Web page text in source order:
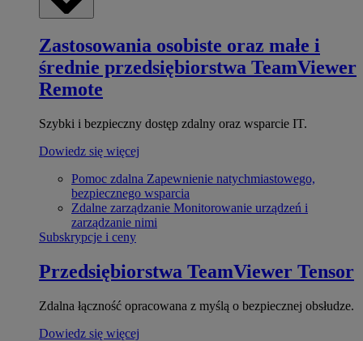
Zastosowania osobiste oraz małe i
średnie przedsiębiorstwa TeamViewer
Remote
Szybki i bezpieczny dostęp zdalny oraz wsparcie IT.
Dowiedz się więcej
Pomoc zdalna Zapewnienie natychmiastowego,
bezpiecznego wsparcia
Zdalne zarządzanie Monitorowanie urządzeń i
zarządzanie nimi
Subskrypcje i ceny
Przedsiębiorstwa TeamViewer Tensor
Zdalna łączność opracowana z myślą o bezpiecznej obsłudze.
Dowiedz się więcej